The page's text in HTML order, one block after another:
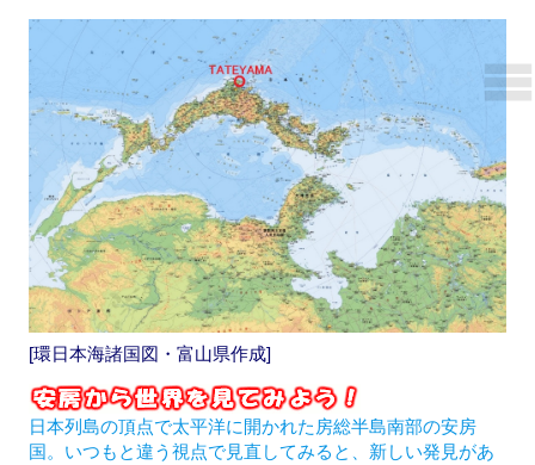
[環日本海諸国図・富山県作成]
日本列島の頂点で太平洋に開かれた房総半島南部の安房
国。いつもと違う視点で見直してみると、新しい発見があ